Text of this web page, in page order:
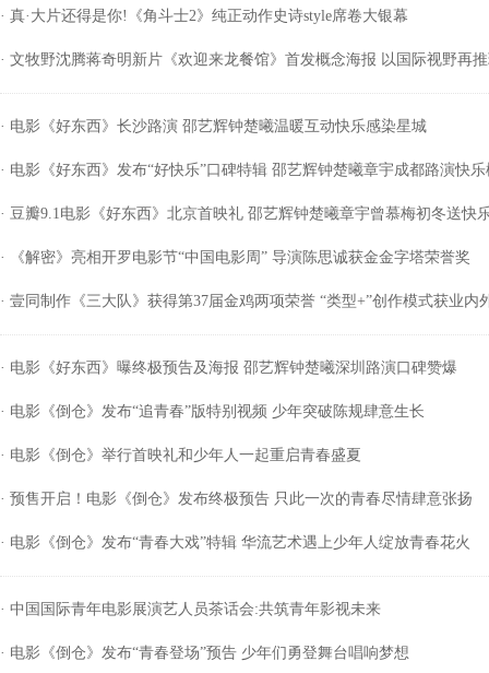
· 真·大片还得是你!《角斗士2》纯正动作史诗style席卷大银幕
· 文牧野沈腾蒋奇明新片《欢迎来龙餐馆》首发概念海报 以国际视野再
· 电影《好东西》长沙路演 邵艺辉钟楚曦温暖互动快乐感染星城
· 电影《好东西》发布“好快乐”口碑特辑 邵艺辉钟楚曦章宇成都路演快
· 豆瓣9.1电影《好东西》北京首映礼 邵艺辉钟楚曦章宇曾慕梅初冬送快
· 《解密》亮相开罗电影节“中国电影周” 导演陈思诚获金金字塔荣誉奖
· 壹同制作《三大队》获得第37届金鸡两项荣誉 “类型+”创作模式获业内
· 电影《好东西》曝终极预告及海报 邵艺辉钟楚曦深圳路演口碑赞爆
· 电影《倒仓》发布“追青春”版特别视频 少年突破陈规肆意生长
· 电影《倒仓》举行首映礼和少年人一起重启青春盛夏
· 预售开启！电影《倒仓》发布终极预告 只此一次的青春尽情肆意张扬
· 电影《倒仓》发布“青春大戏”特辑 华流艺术遇上少年人绽放青春花火
· 中国国际青年电影展演艺人员茶话会:共筑青年影视未来
· 电影《倒仓》发布“青春登场”预告 少年们勇登舞台唱响梦想